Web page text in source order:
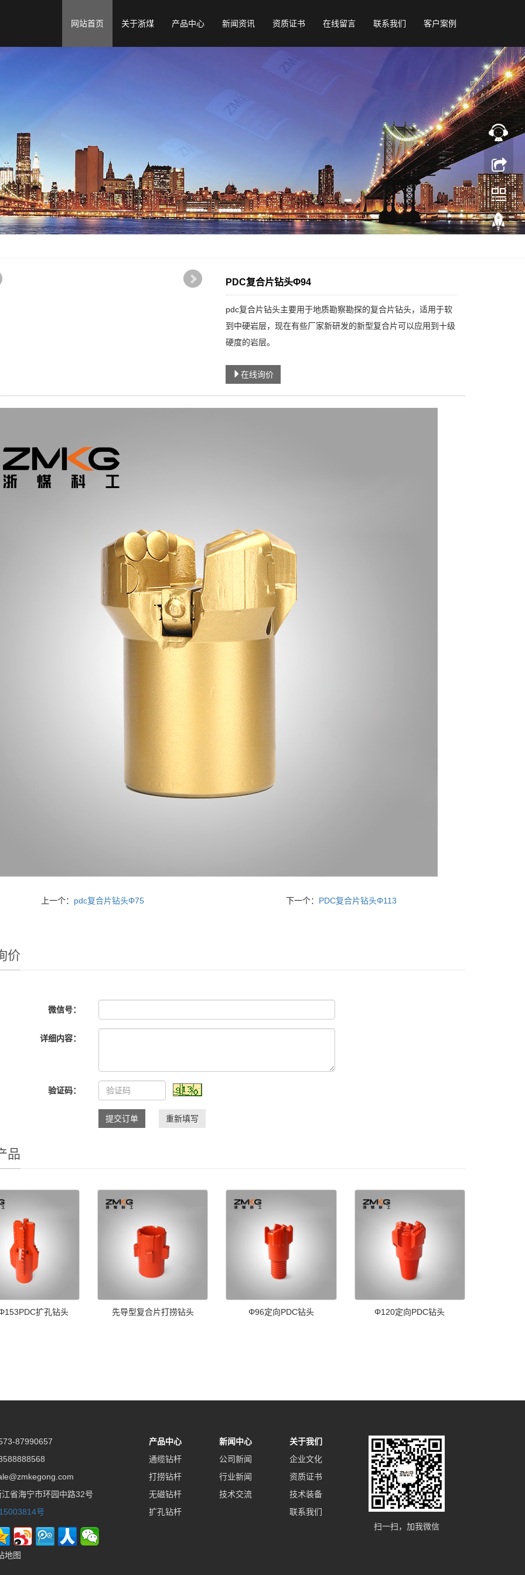
网站首页 关于浙煤 产品中心 新闻资讯 资质证书 在线留言 联系我们 客户案例
PDC复合片钻头Φ94
pdc复合片钻头主要用于地质勘察勘探的复合片钻头，适用于软
到中硬岩层，现在有些厂家新研发的新型复合片可以应用到十级
硬度的岩层。
在线询价
上一个： pdc复合片钻头Φ75 下一个： PDC复合片钻头Φ113
价
微信号：
详细内容：
验证码：
提交订单 重新填写
品
扩孔钻头 先导型复合片打捞钻头 Φ96定向PDC钻头 Φ120定向PDC钻头
87990657
省海宁市环园中路32号
号
地图
产品中心
通缆钻杆
打捞钻杆
无磁钻杆
扩孔钻杆
新闻中心
公司新闻
行业新闻
技术交流
关于我们
企业文化
资质证书
技术装备
联系我们
扫一扫，加我微信